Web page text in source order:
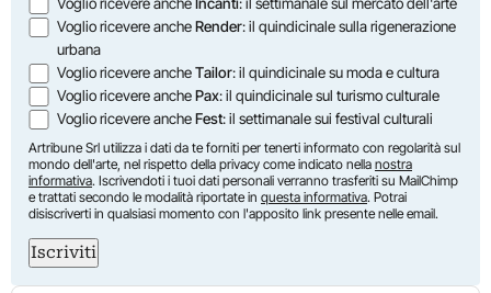
Voglio ricevere ancheRender: il quindicinale sulla rigenerazione
urbana
Voglio ricevere ancheTailor: il quindicinale su moda e cultura
Voglio ricevere anchePax: il quindicinale sul turismo culturale
Voglio ricevere ancheFest: il settimanale sui festival culturali
Artribune Srl utilizza i dati da te forniti per tenerti informato con regolarità sul
mondo dell'arte, nel rispetto della privacy come indicato nella nostra
informativa. Iscrivendoti i tuoi dati personali verranno trasferiti su MailChimp
e trattati secondo le modalità riportate in questa informativa. Potrai
disiscriverti in qualsiasi momento con l'apposito link presente nelle email.
Iscriviti